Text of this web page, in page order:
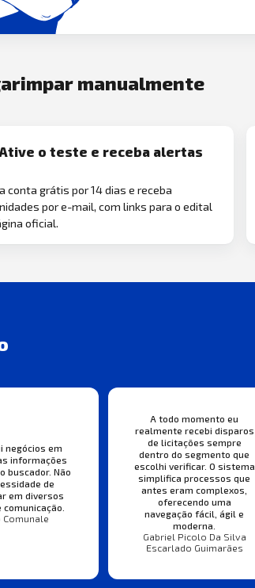
manualmente
o teste e receba alertas
conta grátis por 14 dias e receba
por e-mail, com links para o edital
oficial.
negócios em
informações
buscador. Não
de
em diversos
Comunale
A todo momento eu
realmente recebi disparos
de licitações sempre
dentro do segmento que
escolhi verificar. O sistema
simplifica processos que
antes eram complexos,
oferecendo uma
navegação fácil, ágil e
moderna.
Gabriel Picolo Da Silva
Escarlado Guimarães